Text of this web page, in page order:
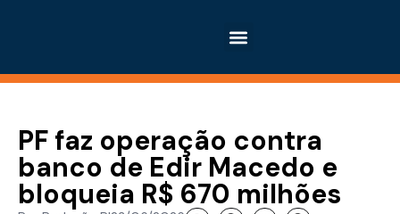
PF faz operação contra
banco de Edir Macedo e
bloqueia R$ 670 milhões